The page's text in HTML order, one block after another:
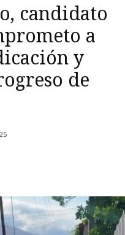
candidato
a
y
de